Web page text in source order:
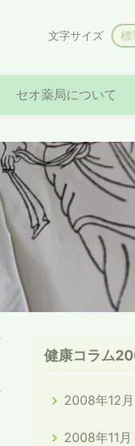
セオ薬局について
文字サイズ 標
健康コラム
2008年12
2008年11